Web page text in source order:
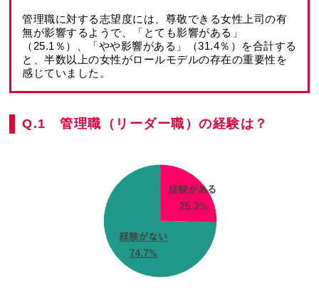
管理職に対する志望度には、尊敬できる女性上司の有
無が影響するようで、「とても影響がある」
（25.1％）、「やや影響がある」（31.4％）を合計する
と、半数以上の女性がロールモデルの存在の重要性を
感じていました。
Q.1 管理職（リーダー職）の経験は？